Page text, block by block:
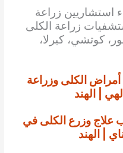
قائمة أفضل ١٠ أطباء استشاريين زراعة
زراعة الكلى
كوتشي، كيرلا،
الكلى وزراعة
| الهند
وزرع الكلى في
| الهند